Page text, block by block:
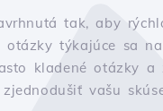
tak, aby
otázky týkajúce sa
kladené otázky a
zjednodušiť vašu